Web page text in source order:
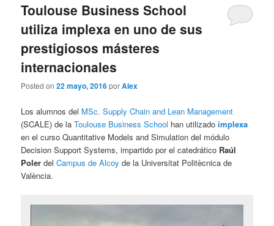
Toulouse Business School
utiliza implexa en uno de sus
prestigiosos másteres
internacionales
Posted on22 mayo, 2016porAlex
Los alumnos del MSc. Supply Chain and Lean Management
(SCALE) de laToulouse Business School han utilizadoimplexa
en el curso Quantitative Models and Simulation del módulo
Decision Support Systems, impartido por el catedrático Raúl
PolerdelCampus de Alcoy de la Universitat Politècnica de
València.